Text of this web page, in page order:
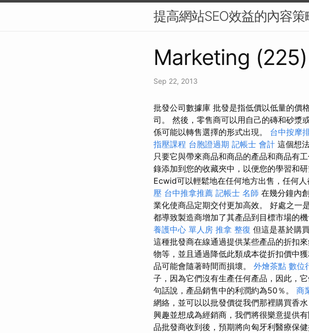
提高網站SEO效益的內容策
Marketing (225)
Sep 22, 2013
批發公司數據庫 批發是指低價以低量的價
司。 然後，零售商可以用自己的磚和砂漿
係可能以轉售選擇的形式出現。 台中按摩
指壓課程 台胞證過期 記帳士 會計 這個想
只要它與帶來商品和商品的產品和商品有
錄添加到您的收藏夾中，以便您的學習和
Ecwid可以輕鬆地在任何地方出售，任何
壓 台中推拿推薦 記帳士 名師 在幾分鐘內
業化使商品定期交付更加高效。 好處之一
都導致製造商增加了其產品到目標市場的
養護中心 單人房 推拿 整復 但這是基於購
這種批發商在線通過提供某些產品的折扣來
物等，並且通過降低此類成本從折扣價中獲
品可能會隨著時間而損壞。 外燴茶點 數位
子，因為它們沒有生產任何產品，因此，
句話說，產品銷售中的利潤約為50％。 商
網絡，並可以以批發價從我們那裡購買香
興趣並想成為經銷商，我們將很樂意提供
品批發商收到後，預期將向匈牙利醫療保